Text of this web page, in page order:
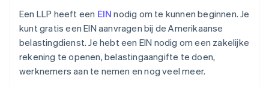
Een LLP heeft een EIN nodig om te kunnen beginnen. Je
kunt gratis een EIN aanvragen bij de Amerikaanse
belastingdienst. Je hebt een EIN nodig om een zakelijke
rekening te openen, belastingaangifte te doen,
werknemers aan te nemen en nog veel meer.